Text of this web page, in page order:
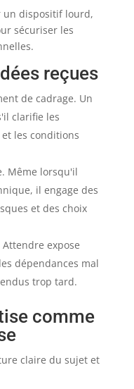
un dispositif lourd,
sécuriser les
reçues
de cadrage. Un
clarifie les
les conditions
Même lorsqu'il
il engage des
et des choix
expose
dépendances mal
trop tard.
comme
claire du sujet et